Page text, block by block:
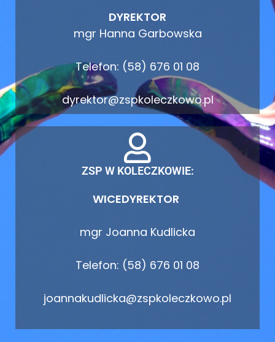
DYREKTOR
mgr Hanna Garbowska
Telefon: (58) 676 01 08
dyrektor@zspkoleczkowo.pl
ZSP W KOLECZKOWIE:
WICEDYREKTOR
mgr Joanna Kudlicka
Telefon: (58) 676 01 08
joannakudlicka@zspkoleczkowo.pl